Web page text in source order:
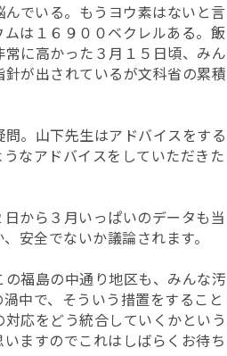
でいる。もうヨウ素はないと言
は１６９００ベクレルある。飯
に高かった３月１５日頃、みん
が出されているが文科省の累積
。山下先生はアドバイスをする
なアドバイスをしていただきた
から３月いっぱいのデータも当
安全でないか議論されます。
福島の中通り地区も、みんな汚
中で、そういう措置をすること
応をどう統合していくかという
ますのでこれはしばらくお待ち